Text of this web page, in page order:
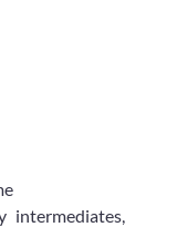
intermediates,